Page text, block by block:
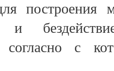
построения
и
согласно с